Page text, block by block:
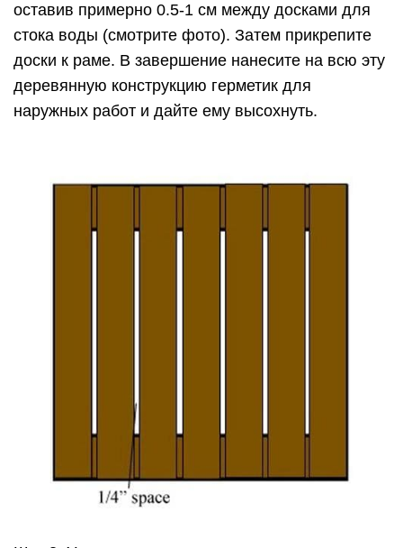
оставив примерно 0.5-1 см между досками для
стока воды (смотрите фото). Затем прикрепите
доски к раме. В завершение нанесите на всю эту
деревянную конструкцию герметик для
наружных работ и дайте ему высохнуть.